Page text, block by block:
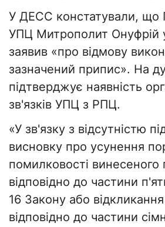
У ДЕСС констатували, що
УПЦ Митрополит Онуфрій
заявив «про відмову
зазначений припис». На
підтверджує наявність
зв'язків УПЦ з РПЦ.
«У зв'язку з відсутністю
висновку про усунення
помилковості винесеного
відповідно до частини
16 Закону або
відповідно до частини